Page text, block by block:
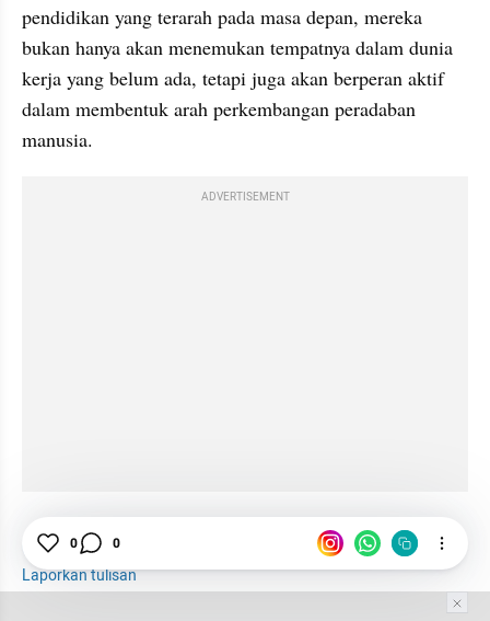
pendidikan yang terarah pada masa depan, mereka
bukan hanya akan menemukan tempatnya dalam dunia
kerja yang belum ada, tetapi juga akan berperan aktif
dalam membentuk arah perkembangan peradaban
manusia.
ADVERTISEMENT
Inovasi
Laporkan tulisan
0 0